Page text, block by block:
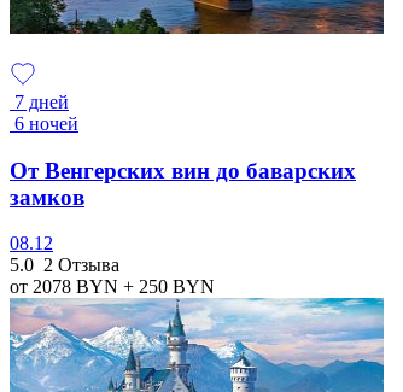
7 дней
6 ночей
От Венгерских вин до баварских
замков
08.12
5.0 2 Отзыва
от 2078 BYN + 250 BYN